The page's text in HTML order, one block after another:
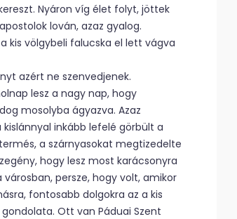
Nyáron víg élet folyt, jöttek
lován, azaz gyalog.
kis völgybeli falucska el lett vágva
azért ne szenvedjenek.
lesz a nagy nap, hogy
mosolyba ágyazva. Azaz
inkább lefelé görbült a
a szárnyasokat megtizedelte
hogy lesz most karácsonyra
persze, hogy volt, amikor
fontosabb dolgokra az a kis
Ott van Páduai Szent